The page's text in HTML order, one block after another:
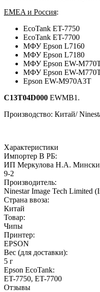
EMEA и Россия:
EcoTank ET-7750
EcoTank ET-7700
МФУ Epson L7160
МФУ Epson L7180
МФУ Epson EW-
МФУ Epson EW-
Epson EW-M970A3T
C13T04D000 EWMB1.
Производство: Китай/
Характеристики
Импортер В РБ:
ИП Меркулова Н.А. Минский
9-2
Производитель:
Ninestar Image Tech Limited
Страна ввоза:
Китай
Товар:
Чипы
Принтер:
EPSON
Вес (для доставки):
5 г
Epson EcoTank:
ET-7750, ET-7700
Отзывы